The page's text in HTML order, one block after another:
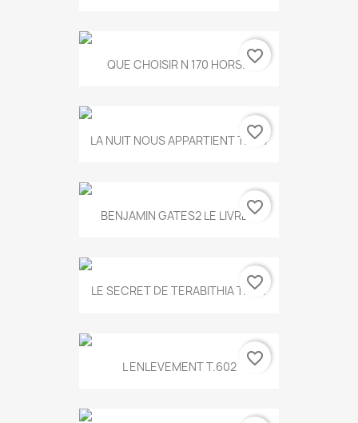
QUE CHOISIR N 170 HORS...favorite_border
LA NUIT NOUS APPARTIENT T.634
favorite_border
BENJAMIN GATES2 LE LIVRE...
favorite_border
LE SECRET DE TERABITHIA T.560
favorite_border
L ENLEVEMENT T.602 favorite_border